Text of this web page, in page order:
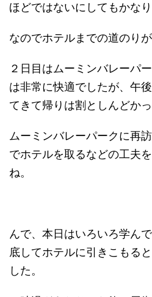
ほどではないにしてもかなり
なのでホテルまでの道のり
２日目はムーミンバレーパ
は非常に快適でしたが、午
てきて帰りは割としんどかっ
ムーミンバレーパークに再
でホテルを取るなどの工夫
ね。
んで、本日はいろいろ学ん
底してホテルに引きこもる
した。